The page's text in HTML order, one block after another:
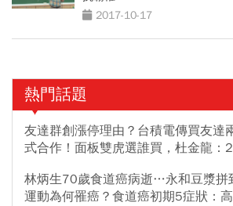
2017-10-17
熱門話題
友達群創漲停理由？台積電傳買友達
式合作！面板雙虎選誰買，杜金龍：
林炳生70歲食道癌病逝…永和豆漿拼
運動為何罹癌？食道癌初期5症狀：